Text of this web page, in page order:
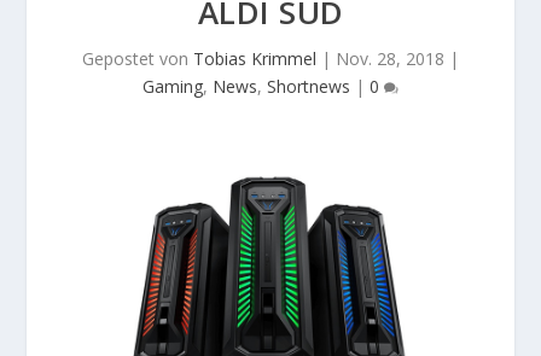
ALDI SÜD
Gepostet von Tobias Krimmel | Nov. 28, 2018 |
Gaming, News, Shortnews | 0